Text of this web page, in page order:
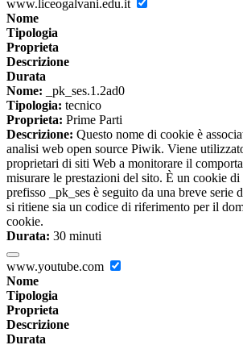
www.liceogalvani.edu.it
Nome
Tipologia
Proprieta
Descrizione
Durata
Nome: _pk_ses.1.2ad0
Tipologia: tecnico
Proprieta: Prime Parti
Descrizione: Questo nome di cookie è
analisi web open source Piwik. Viene
proprietari di siti Web a monitorare il
misurare le prestazioni del sito. È un cookie
prefisso _pk_ses è seguito da una breve serie
si ritiene sia un codice di riferimento per il
cookie.
Durata: 30 minuti
www.youtube.com
Nome
Tipologia
Proprieta
Descrizione
Durata